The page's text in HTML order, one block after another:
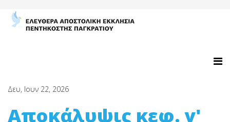
Δευ, Ιουν 22, 2026
Αποκάλυψις κεφ. γ'